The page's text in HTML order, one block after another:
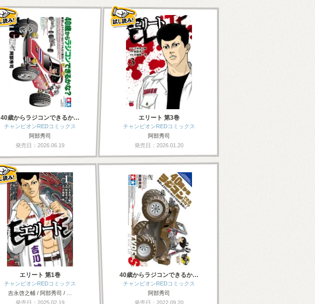
40歳からラジコンできるか…
チャンピオンREDコミックス
阿部秀司
発売日：2026.06.19
エリート 第3巻
チャンピオンREDコミックス
阿部秀司
発売日：2026.01.20
エリート 第1巻
チャンピオンREDコミックス
吉永啓之輔 / 阿部秀司 / …
発売日：2025.02.19
40歳からラジコンできるか…
チャンピオンREDコミックス
阿部秀司
発売日：2022.09.20